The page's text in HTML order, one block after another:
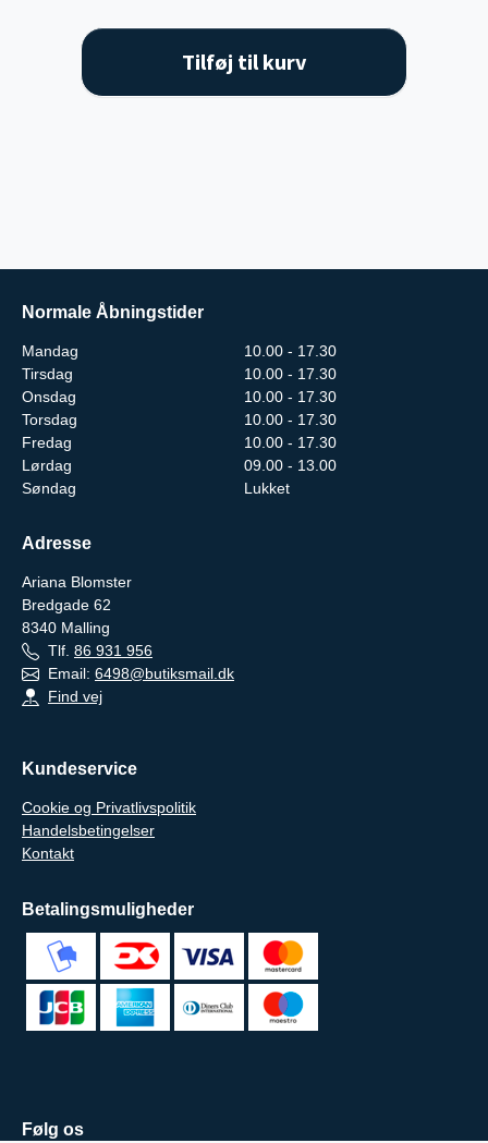
Tilføj til kurv
Normale Åbningstider
Mandag
10.00 - 17.30
Tirsdag
10.00 - 17.30
Onsdag
10.00 - 17.30
Torsdag
10.00 - 17.30
Fredag
10.00 - 17.30
Lørdag
09.00 - 13.00
Søndag
Lukket
Adresse
Ariana Blomster
Bredgade 62
8340 Malling
Tlf. 86 931 956
Email: 6498@butiksmail.dk
Find vej
Kundeservice
Cookie og Privatlivspolitik
Handelsbetingelser
Kontakt
Betalingsmuligheder
Følg os